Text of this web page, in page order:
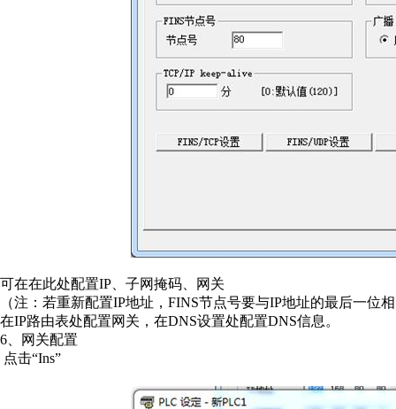
可在在此处配置IP、子网掩码、网关
（注：若重新配置IP地址，FINS节点号要与IP地址的最后一位
在IP路由表处配置网关，在DNS设置处配置DNS信息。
6、网关配置
点击“Ins”